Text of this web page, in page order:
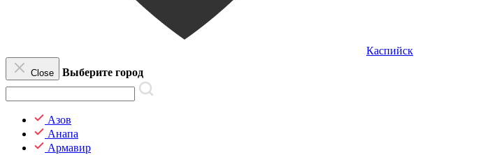
Каспийск
Close Выберите город
Азов
Анапа
Армавир